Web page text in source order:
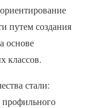
путем создания
основе
классов.
стали:
профильного